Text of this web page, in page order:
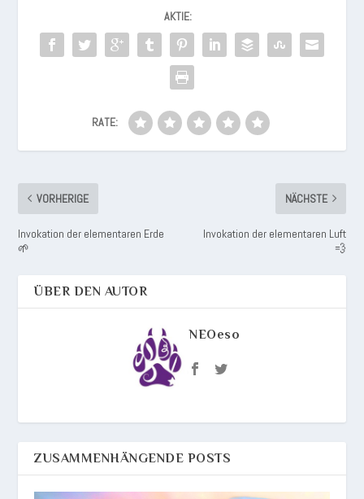
AKTIE:
RATE:
VORHERIGE
Invokation der elementaren Erde
🌱
NÄCHSTE
Invokation der elementaren Luft
💨
ÜBER DEN AUTOR
NEOeso
ZUSAMMENHÄNGENDE POSTS